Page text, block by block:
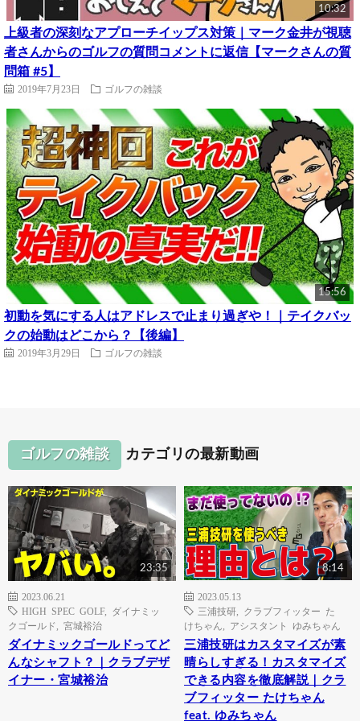
10:32
上級者の深刻なアプローチイップス対策｜マーク金井が視聴
者さんからのゴルフの質問コメントに返信【マークさんの質
問箱 #5】
2019年7月23日 ゴルフの雑談
15:56
初動を気にする人はアドレスで止まり過ぎや！｜テイクバッ
クの始動はどこから？【後編】
2019年3月29日 ゴルフの雑談
ゴルフの雑談 カテゴリの最新動画
23:35
2023.06.21
HIGH SPEC GOLF, ダイナミッ
クゴールド
宮城裕治
ダイナミックゴールドってど
んなシャフト？｜クラブデザ
イナー・宮城裕治
8:14
2023.05.13
三浦技研
クラブフィッター た
けちゃん
アシスタント ゆみちゃん
三浦技研はカスタマイズが素
晴らしすぎる！カスタマイズ
できる内容を徹底解説｜クラ
ブフィッター たけちゃん
feat. ゆみちゃん